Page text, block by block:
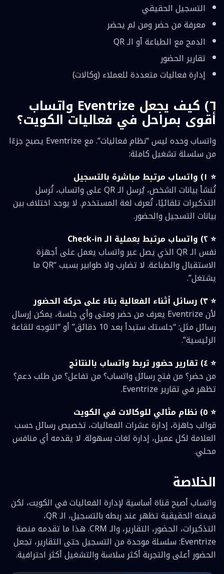
التسجيل الحقيقي
معرفة من حضر ومن لم يحضر
الدمج مع الطباعة أو الـ QR
تقارير الحضور
إدارة فعاليات متعددة للعملاء (وكالات)
٦) كيف يجعل Eventrize واتساب
أقوى بمراحل في فعاليات الكويت؟
واتساب وحده ليس “نظام فعاليات”. مع Eventrize يصبح جزءًا
من سلسلة تشغيل كاملة:
⭐ ١) واتساب مرتبط مباشرة بالتسجيل
تُنشأ بيانات الشخص، يُرسل الـ QR على واتساب، تُرسل
التذكيرات تلقائيًا، تُعرف لغة المستخدم. لا يوجد اختلاف بين
بيانات التسجيل والحضور.
⭐ ٢) واتساب مرتبط بعملية الـ Check-in
نفس الـ QR الذي يصل عبر واتساب يعمل على أجهزة
الاستقبال والطباعة. لا تضارب ولا طوابير بسبب “QR ما
يشتغل”.
⭐ ٣) رسائل أثناء الفعالية بناءً على حركة الحضور
لأن Eventrize يعرف من حضر ومتى وأي جلسة، يمكن إرسال
رسائل مثل: “جلستك ستبدأ بعد 10 دقائق” أو “التوجه للقاعة
الرئيسية”.
⭐ ٤) تقارير حضور تربط واتساب بالنتائج
من حضر؟ من فتح رسائل واتساب؟ من تفاعل؟ من طلب دعم؟
تظهر في تقارير Eventrize.
⭐ ٥) نظام مثالي للوكالات في الكويت
قوالب جاهزة، إدارة عشرات الفعاليات، تخصيص رسائل حسب
العلامة لكل عميل، إدارة لغات بسهولة. لا يقدمه أي منافس
محلي.
الخلاصة
واتساب أصبح قناة أساسية لإدارة الفعاليات في الكويت، لكن
قيمته الحقيقية تظهر عند ربطه بالتسجيل، الـ QR،
التذكيرات، الحضور، التقارير، والـ CRM. هذا ما تقدمه منصة
Eventrize: سلسلة موحدة من التسجيل حتى التقارير، تجعل
الحضور أعلى والتجربة أكثر سلاسة والتشغيل أكثر احترافية.